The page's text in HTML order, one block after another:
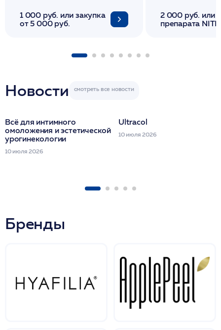
1 000 руб. или закупка
от 5 000 руб.
2 000 руб. или
препарата
Новости
Всё для интимного
омоложения и эстетической
урогинекологии
10 июля 2026
Ultracol
10 июля 2026
Бренды